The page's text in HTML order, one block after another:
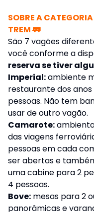
SOBRE A
TREM 🚃
São 7 vagões
você conforme a
reserva se tiver
Imperial:ambiente
restaurante dos anos
pessoas. Não tem
usar de outro vagão.
Camarote:
das viagens
pessoas em cada
ser abertas e
uma cabine para 2
4 pessoas.
Bove: mesas para 2
panorâmicas e